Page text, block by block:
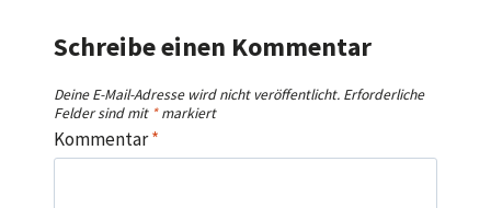
Schreibe einen Kommentar
Deine E-Mail-Adresse wird nicht veröffentlicht. Erforderliche
Felder sind mit *markiert
Kommentar*